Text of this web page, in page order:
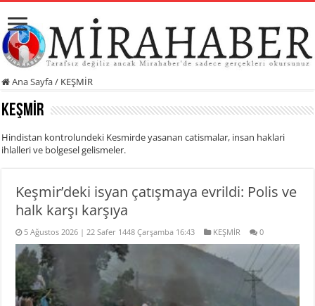
Ana Sayfa/ KEŞMİR
KEŞMİR
Hindistan kontrolundeki Kesmirde yasanan catismalar, insan haklari
ihlalleri ve bolgesel gelismeler.
Keşmir’deki isyan çatışmaya evrildi: Polis ve
halk karşı karşıya
5 Ağustos 2026 | 22 Safer 1448 Çarşamba 16:43 KEŞMİR 0